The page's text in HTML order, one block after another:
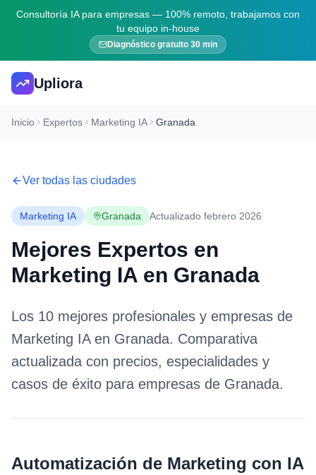
Consultoría IA para empresas — 100% remoto, trabajamos con
tu equipo in-house
Diagnóstico gratuito 30 min
Upliora
Inicio Expertos Marketing IA Granada
Ver todas las ciudades
Marketing IA Granada Actualizado febrero 2026
Mejores Expertos en
Marketing IA en Granada
Los 10 mejores profesionales y empresas de
Marketing IAen Granada. Comparativa
actualizada con precios, especialidades y
casos de éxito para empresas de Granada.
Automatización de Marketing con IA